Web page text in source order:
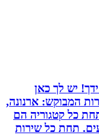
לך כאן
ארנונה,
קטגוריה הם
כל שירות